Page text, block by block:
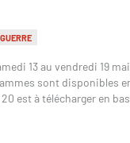
GUERRE
13 au vendredi 19
sont disponibles
est à télécharger en